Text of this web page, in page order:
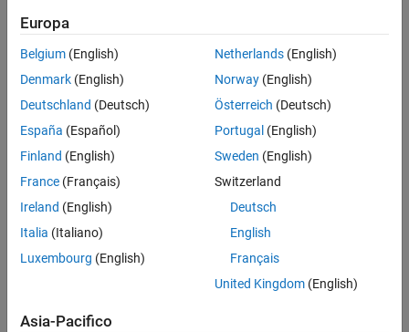
Email di lavoro o universitaria*
*Campo obbligatorio
Non venderemo né forniremo in alcun modo le tue informazioni
di contatto personali.
Consulta la nostra informativa sulla
privacy per ulteriori dettagli.
Europa
Belgium (English)
Denmark (English)
Deutschland (Deutsch)
España (Español)
Finland (English)
France (Français)
Ireland (English)
Italia (Italiano)
Luxembourg (English)
Netherlands(English)
Norway(English)
Österreich (Deutsch)
Portugal (English)
Sweden (English)
Switzerland
Deutsch
English
Français
United Kingdom(English)
Asia-Pacifico